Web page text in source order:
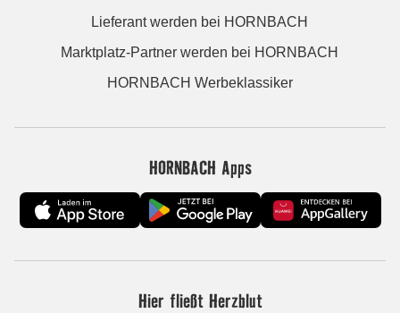
Lieferant werden bei HORNBACH
Marktplatz-Partner werden bei HORNBACH
HORNBACH Werbeklassiker
HORNBACH Apps
Hier fließt Herzblut